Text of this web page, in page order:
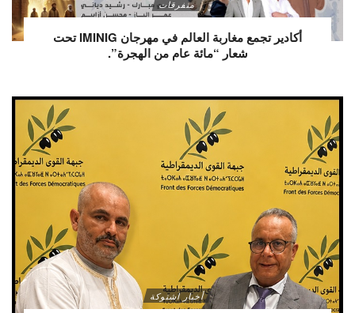
متفرقات
أكادير تجمع مغاربة العالم في مهرجان IMINIG تحت
شعار “مائة عام من الهجرة”.
أخبار اشتوكة